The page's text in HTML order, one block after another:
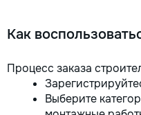
Как
Процесс заказа
Выберите